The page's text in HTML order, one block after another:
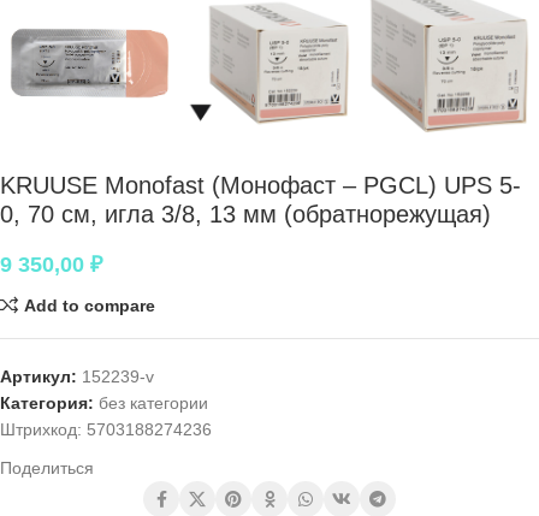
KRUUSE Monofast (Монофаст – PGCL) UPS 5-
0, 70 см, игла 3/8, 13 мм (обратнорежущая)
9 350,00 ₽
Add to compare
Артикул: 152239-v
Категория: без категории
Штрихкод: 5703188274236
Поделиться